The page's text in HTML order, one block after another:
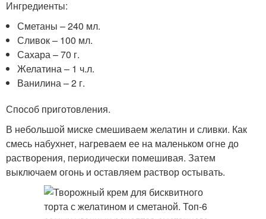
Ингредиенты:
Сметаны – 240 мл.
Сливок – 100 мл.
Сахара – 70 г.
Желатина – 1 ч.л.
Ванилина – 2 г.
Способ приготовления.
В небольшой миске смешиваем желатин и сливки. Как
смесь набухнет, нагреваем ее на маленьком огне до
растворения, периодически помешивая. Затем
выключаем огонь и оставляем раствор остывать.